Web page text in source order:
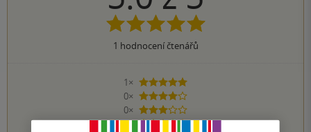
1 hodnocení čtenářů
1×
5 hvězdiček
0×
4 hvězdičky
0×
3 hvězdičky
0×